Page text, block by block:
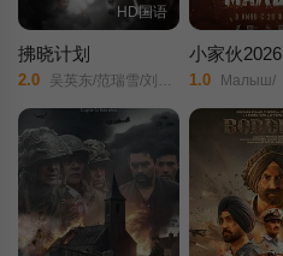
HD国语
拂晓计划
2.0 吴英东/范瑞雪/刘世华/
小家伙2026
1.0 Малыш/